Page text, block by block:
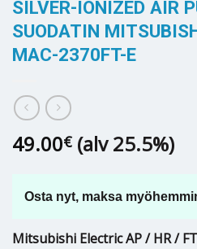
SILVER-IONIZED AIR
SUODATIN
MAC-2370FT-E
49.00€ (alv 25.5%)
Osta nyt, maksa
Mitsubishi Electric AP / HR /